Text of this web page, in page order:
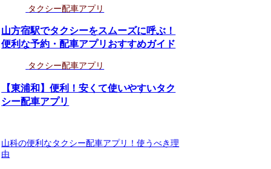
タクシー配車アプリ
山方宿駅でタクシーをスムーズに呼ぶ！
便利な予約・配車アプリおすすめガイド
タクシー配車アプリ
【東浦和】便利！安くて使いやすいタク
シー配車アプリ
山科の便利なタクシー配車アプリ！使うべき理
由